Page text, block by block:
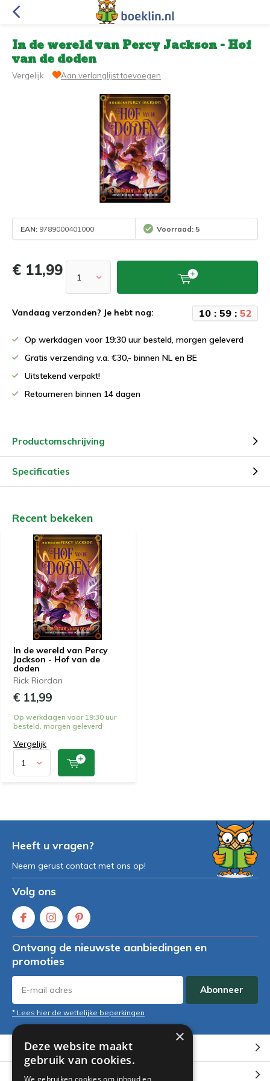
In de wereld van Percy Jackson - Hof
van de doden
Vergelijk Aan verlanglijst toevoegen
EAN: 9789000401000 Voorraad: 5
€ 11,99
Vandaag verzonden? Je hebt nog: 10: 59: 52
Op werkdagen voor 19:30 uur besteld, morgen geleverd
Gratis verzending v.a. €30,- binnen NL en BE
Uitstekend verpakt!
Retourneren binnen 14 dagen
Productomschrijving
Specificaties
Recent bekeken
In de wereld van Percy
Jackson - Hof van de
doden
Rick Riordan
€ 11,99
Op werkdagen voor 19:30 uur
besteld, morgen geleverd
Vergelijk
Heeft u vragen?
Neem gerust contact met ons op!
Volg ons
Ontvang de nieuwste aanbiedingen en
promoties
Abonneer
* Lees hier de wettelijke beperkingen
Klantenservice
Mijn account
×
Deze website maakt
gebruik van cookies.
We gebruiken cookies om inhoud en